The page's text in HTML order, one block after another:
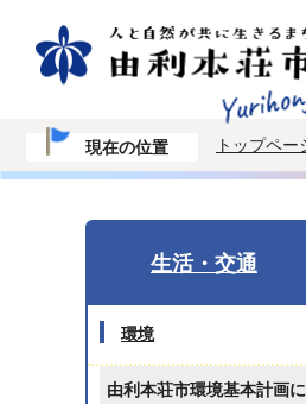
現在の位置 トップペー
生活・交通
環境
由利本荘市環境基本計画に